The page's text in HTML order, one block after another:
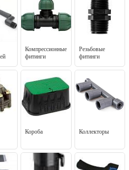
Компрессионные
фитинги
Резьбовые
фитинги
Короба Коллекторы